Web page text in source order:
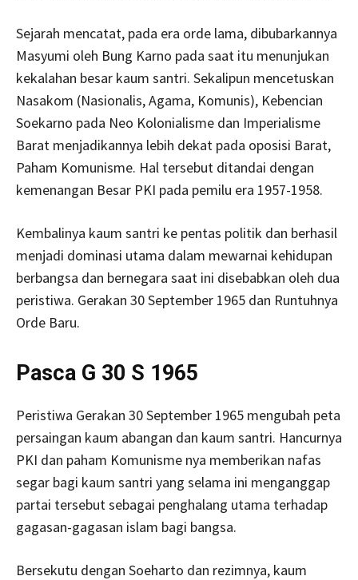
Sejarah mencatat, pada era orde lama, dibubarkannya
Masyumi oleh Bung Karno pada saat itu menunjukan
kekalahan besar kaum santri. Sekalipun mencetuskan
Nasakom (Nasionalis, Agama, Komunis), Kebencian
Soekarno pada Neo Kolonialisme dan Imperialisme
Barat menjadikannya lebih dekat pada oposisi Barat,
Paham Komunisme. Hal tersebut ditandai dengan
kemenangan Besar PKI pada pemilu era 1957-1958.
Kembalinya kaum santri ke pentas politik dan berhasil
menjadi dominasi utama dalam mewarnai kehidupan
berbangsa dan bernegara saat ini disebabkan oleh dua
peristiwa. Gerakan 30 September 1965 dan Runtuhnya
Orde Baru.
Pasca G 30 S 1965
Peristiwa Gerakan 30 September 1965 mengubah peta
persaingan kaum abangan dan kaum santri. Hancurnya
PKI dan paham Komunisme nya memberikan nafas
segar bagi kaum santri yang selama ini menganggap
partai tersebut sebagai penghalang utama terhadap
gagasan-gagasan islam bagi bangsa.
Bersekutu dengan Soeharto dan rezimnya, kaum